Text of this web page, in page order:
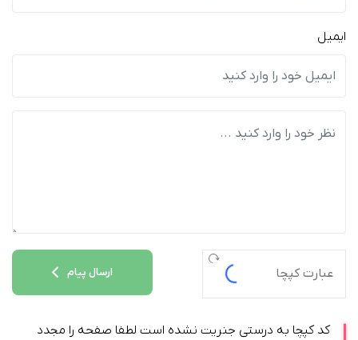
ایمیل
ارسال پیام
کد کپچا به درستی جنریت نشده است لطفا صفحه را مجدد